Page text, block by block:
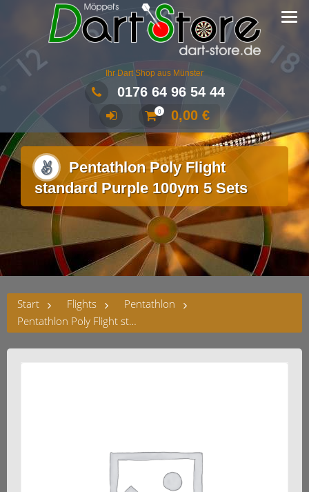
Ihr Dart Shop aus Münster
0176 64 96 54 44
0 0,00 €
Pentathlon Poly Flight
standard Purple 100ym 5 Sets
Start Flights
Pentathlon
Pentathlon Poly Flight standard Purple 100ym 5 Sets